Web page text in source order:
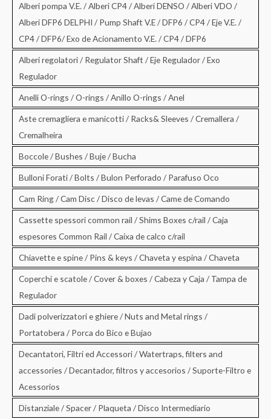
Alberi pompa V.E. / Alberi CP4 / Alberi DENSO / Alberi VDO /
Alberi DFP6 DELPHI / Pump Shaft V.E / DFP6 / CP4 / Eje V.E. /
CP4 / DFP6/ Exo de Acionamento V.E. / CP4 / DFP6
Alberi regolatori / Regulator Shaft / Eje Regulador / Exo
Regulador
Anelli O-rings / O-rings / Anillo O-rings / Anel
Aste cremagliera e manicotti / Racks& Sleeves / Cremallera /
Cremalheira
Boccole / Bushes / Buje / Bucha
Bulloni Forati / Bolts / Bulon Perforado / Parafuso Oco
Cam Ring / Cam Disc / Disco de levas / Came de Comando
Cassette spessori common rail / Shims Boxes c/rail / Caja
espesores Common Rail / Caixa de calco c/rail
Chiavette e spine / Pins & keys / Chaveta y espina / Chaveta
Coperchi e scatole / Cover & boxes / Cabeza y Caja / Tampa de
Regulador
Dadi polverizzatori e ghiere / Nuts and Metal rings /
Portatobera / Porca do Bico e Bujao
Decantatori, Filtri ed Accessori / Watertraps, filters and
accessories / Decantador, filtros y accesorios / Suporte-Filtro e
Acessorios
Distanziale / Spacer / Plaqueta / Disco Intermediario